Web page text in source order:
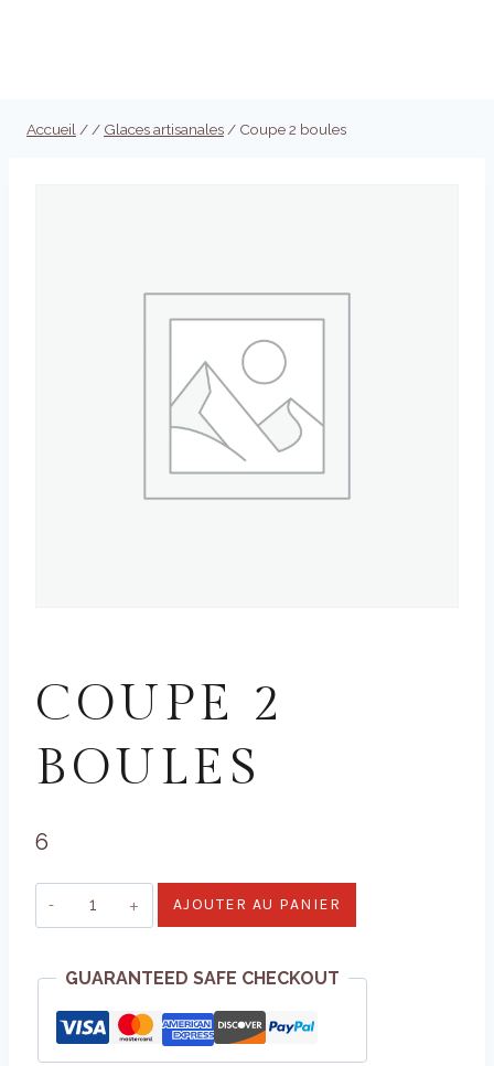
Accueil / / Glaces artisanales / Coupe 2 boules
COUPE 2
BOULES
6
quantité
de
2
boules
AJOUTER AU PANIER
GUARANTEED SAFE CHECKOUT